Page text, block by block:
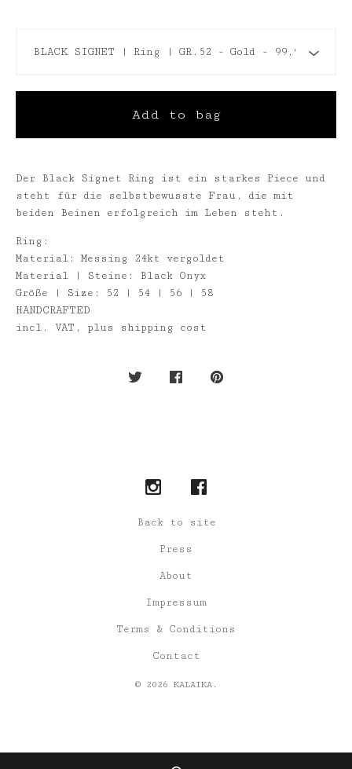
Add to bag
Der Black Signet Ring ist ein starkes Piece und
steht für die selbstbewusste Frau, die mit
beiden Beinen erfolgreich im Leben steht.
Ring:
Material: Messing 24kt vergoldet
Material | Steine: Black Onyx
Größe | Size: 52 | 54 | 56 | 58
HANDCRAFTED
incl. VAT, plus shipping cost
Back to site
Press
About
Impressum
Terms & Conditions
Contact
© 2026 KALAIKA.